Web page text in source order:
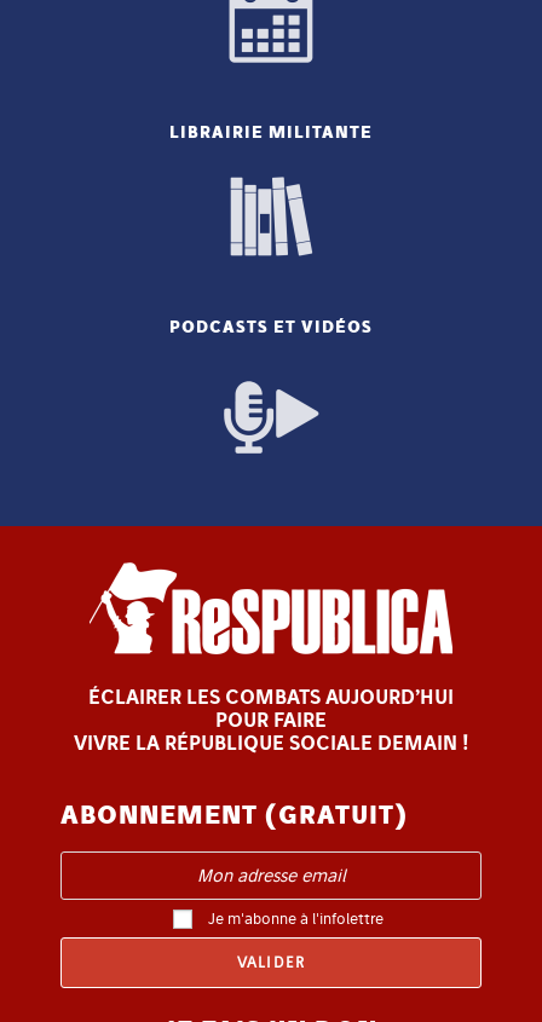
LIBRAIRIE MILITANTE
PODCASTS ET VIDÉOS
ÉCLAIRER LES COMBATS AUJOURD’HUI
POUR FAIRE
VIVRE LA RÉPUBLIQUE SOCIALE DEMAIN !
ABONNEMENT (GRATUIT)
Je m'abonne à l'infolettre